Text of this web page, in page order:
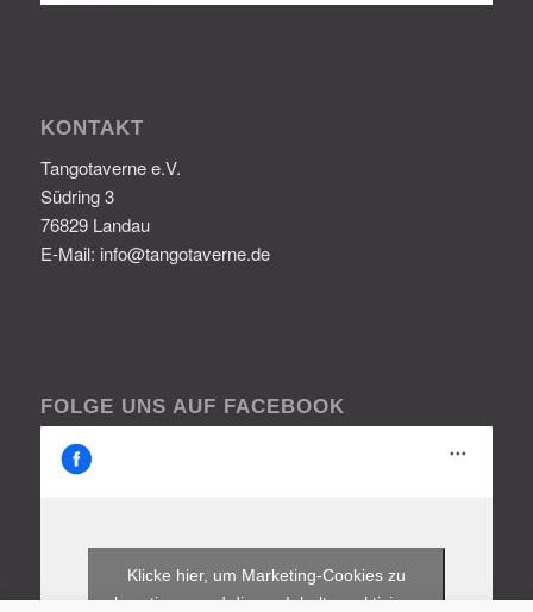
KONTAKT
Tangotaverne e.V.
Südring 3
76829 Landau
E-Mail: info@tangotaverne.de
FOLGE UNS AUF FACEBOOK
Klicke hier, um Marketing-Cookies zu
akzeptieren und diesen Inhalt zu aktivieren